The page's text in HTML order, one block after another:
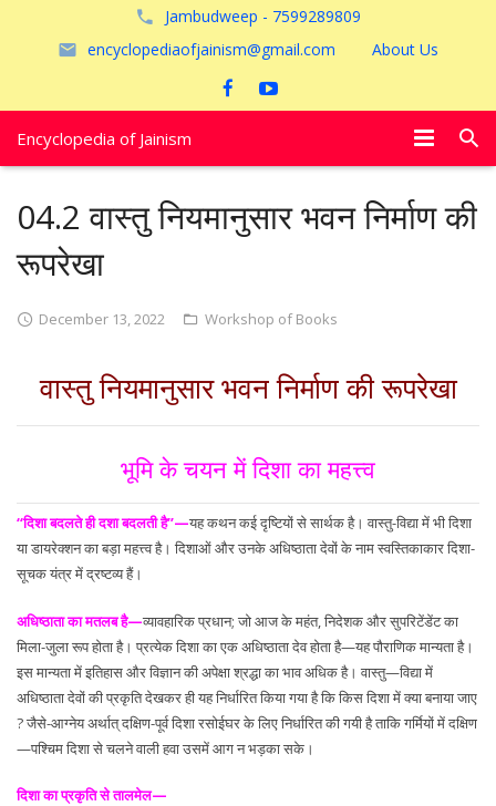
Jambudweep - 7599289809
encyclopediaofjainism@gmail.com
About Us
Encyclopedia of Jainism
04.2 वास्तु नियमानुसार भवन निर्माण की
रूपरेखा
December 13, 2022 Workshop of Books
वास्तु नियमानुसार भवन निर्माण की रूपरेखा
भूमि के चयन में दिशा का महत्त्व
‘‘दिशा बदलते ही दशा बदलती है’’—यह कथन कई दृष्टियों से सार्थक है। वास्तु-विद्या में भी दिशा
या डायरेक्शन का बड़ा महत्त्व है। दिशाओं और उनके अधिष्ठाता देवों के नाम स्वस्तिकाकार दिशा-
सूचक यंत्र में द्रष्टव्य हैं।
अधिष्ठाता का मतलब है—व्यावहारिक प्रधान; जो आज के महंत, निदेशक और सुपरिटेंडेंट का
मिला-जुला रूप होता है। प्रत्येक दिशा का एक अधिष्ठाता देव होता है—यह पौराणिक मान्यता है।
इस मान्यता में इतिहास और विज्ञान की अपेक्षा श्रद्धा का भाव अधिक है। वास्तु—विद्या में
अधिष्ठाता देवों की प्रकृति देखकर ही यह निर्धारित किया गया है कि किस दिशा में क्या बनाया जाए
? जैसे-आग्नेय अर्थात् दक्षिण-पूर्व दिशा रसोईघर के लिए निर्धारित की गयी है ताकि गर्मियों में दक्षिण
—पश्चिम दिशा से चलने वाली हवा उसमें आग न भड़का सके।
दिशा का प्रकृति से तालमेल—